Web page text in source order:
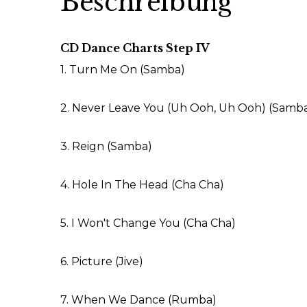
CD Dance Charts Step IV
1. Turn Me On (Samba)
2. Never Leave You (Uh Ooh, Uh Ooh)
3. Reign (Samba)
4. Hole In The Head (Cha Cha)
5. I Won't Change You (Cha Cha)
6. Picture (Jive)
7. When We Dance (Rumba)